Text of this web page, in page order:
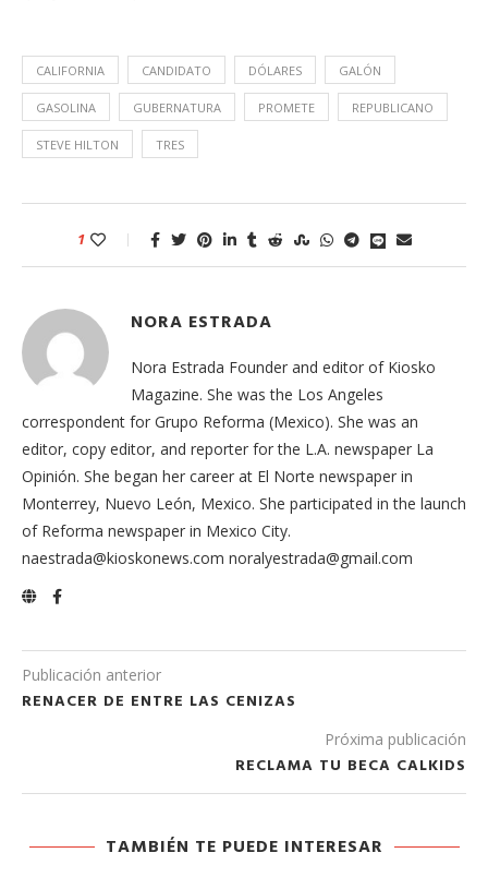
CALIFORNIA CANDIDATO DÓLARES GALÓN
GASOLINA GUBERNATURA PROMETE REPUBLICANO
STEVE HILTON TRES
1
NORA ESTRADA
Nora Estrada Founder and editor of Kiosko
Magazine. She was the Los Angeles
correspondent for Grupo Reforma (Mexico). She was an
editor, copy editor, and reporter for the L.A. newspaper La
Opinión. She began her career at El Norte newspaper in
Monterrey, Nuevo León, Mexico. She participated in the launch
of Reforma newspaper in Mexico City.
naestrada@kioskonews.com noralyestrada@gmail.com
Publicación anterior
RENACER DE ENTRE LAS CENIZAS
Próxima publicación
RECLAMA TU BECA CALKIDS
TAMBIÉN TE PUEDE INTERESAR